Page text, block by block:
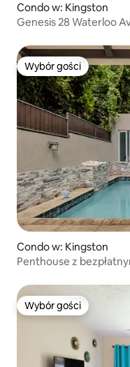
Condo w: Kingston
Wybór gości
Wybór gości
Condo w: Kingston
Penthouse z
Wybór gości
Wybór gości